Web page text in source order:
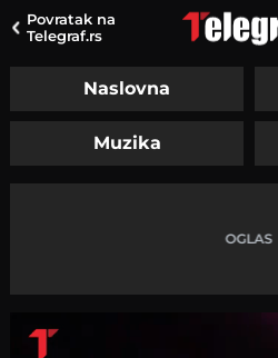
Povratak na
Telegraf.rs
Naslovna
Muzika